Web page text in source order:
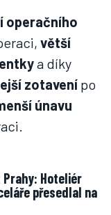
operačního
větší
a díky
zotavení po
únavu
přesedlal na